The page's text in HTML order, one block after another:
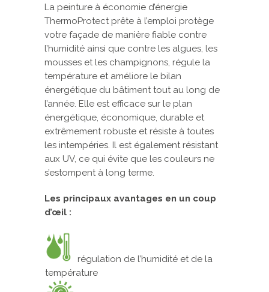
La peinture à économie d’énergie
ThermoProtect prête à l’emploi protège
votre façade de manière fiable contre
l’humidité ainsi que contre les algues, les
mousses et les champignons, régule la
température et améliore le bilan
énergétique du bâtiment tout au long de
l’année. Elle est efficace sur le plan
énergétique, économique, durable et
extrêmement robuste et résiste à toutes
les intempéries. Il est également résistant
aux UV, ce qui évite que les couleurs ne
s’estompent à long terme.
Les principaux avantages en un coup
d’œil :
régulation de l’humidité et de la
température